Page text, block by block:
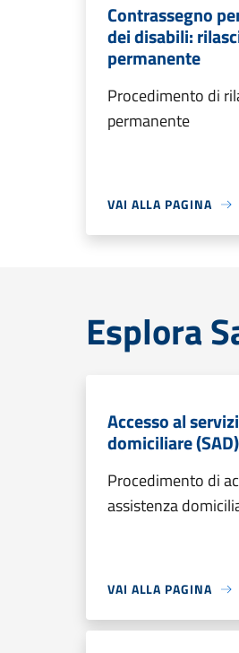
Contrassegno
dei disabili:
permanente
Procedimento di
permanente
VAI ALLA PAGINA
Esplora
Accesso al
domiciliare (SAD)
Procedimento di
assistenza
VAI ALLA PAGINA